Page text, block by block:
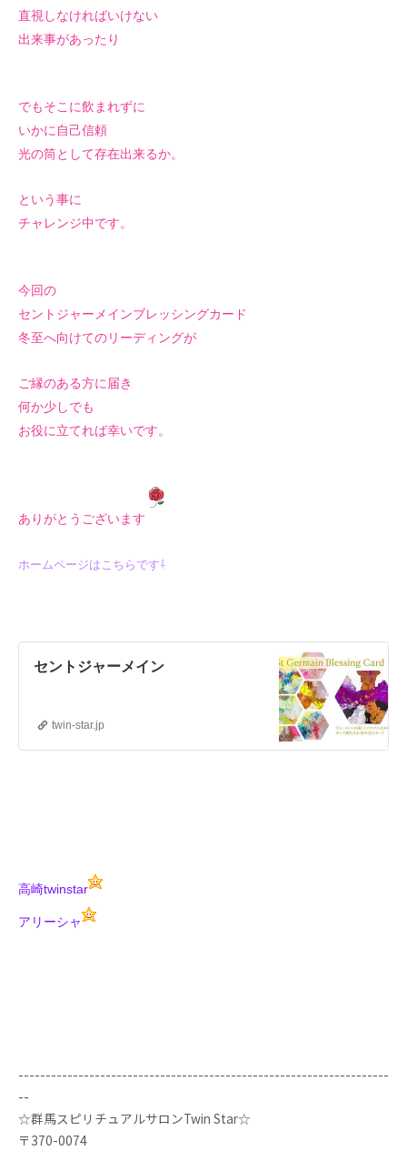
直視しなければいけない
出来事があったり
でもそこに飲まれずに
いかに自己信頼
光の筒として存在出来るか。
という事に
チャレンジ中です。
今回の
セントジャーメインブレッシングカード
冬至へ向けてのリーディングが
ご縁のある方に届き
何か少しでも
お役に立てれば幸いです。
ありがとうございます
ホームページはこちらです⇩
セントジャーメイン
twin-star.jp
高崎twinstar
アリーシャ
--------------------------------------------------------------------
--
☆群馬スピリチュアルサロンTwin Star☆
〒370-0074